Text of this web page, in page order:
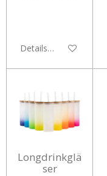
Details anzeigen
Longdrinkglä
ser